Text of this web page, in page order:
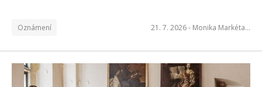
Oznámení 21. 7. 2026 - Monika Markéta…